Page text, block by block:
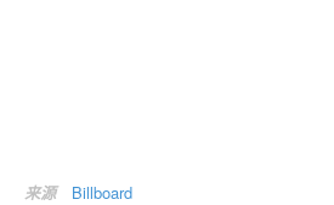
来源 Billboard